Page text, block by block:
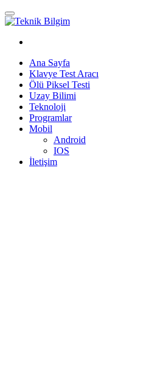
Ana Sayfa
Klavye Test Aracı
Ölü Piksel Testi
Uzay Bilimi
Teknoloji
Programlar
Mobil
Android
IOS
İletişim